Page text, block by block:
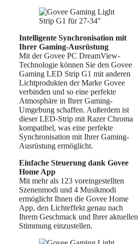
Intelligente Synchronisation mit
Ihrer Gaming-Ausrüstung
Mit der Govee PC DreamView-
Technologie können Sie den Govee
Gaming LED Strip G1 mit anderen
Lichtprodukten der Marke Govee
verbinden und so eine perfekte
Atmosphäre in Ihrer Gaming-
Umgebung schaffen. Außerdem ist
dieser LED-Strip mit Razer Chroma
kompatibel, was eine perfekte
Synchronisation mit Ihrer Gaming-
Ausrüstung ermöglicht.
Einfache Steuerung dank Govee
Home App
Mit mehr als 123 voreingestellten
Szenenmodi und 4 Musikmodi
ermöglicht Ihnen die Govee Home
App, den Lichteffekt genau nach
Ihrem Geschmack und Ihrer aktuellen
Stimmung einzustellen.